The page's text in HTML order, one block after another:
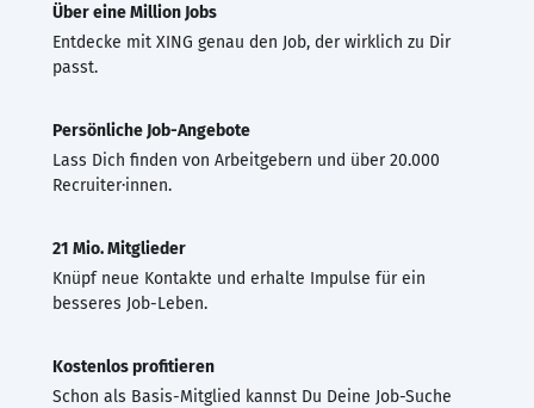
Über eine Million Jobs
Entdecke mit XING genau den Job, der wirklich zu Dir
passt.
Persönliche Job-Angebote
Lass Dich finden von Arbeitgebern und über 20.000
Recruiter·innen.
21 Mio. Mitglieder
Knüpf neue Kontakte und erhalte Impulse für ein
besseres Job-Leben.
Kostenlos profitieren
Schon als Basis-Mitglied kannst Du Deine Job-Suche